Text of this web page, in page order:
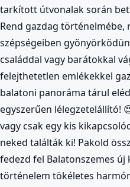
tarkított útvonalak során
Rend gazdag történelmébe,
szépségeiben
családdal vagy barátokkal
felejthetetlen emlékekkel
balatoni panoráma tárul
egyszerűen lélegzetelállító!
vagy csak egy kis
neked találták ki! Pakold
fedezd fel Balatonszemes új
történelem tökéletes